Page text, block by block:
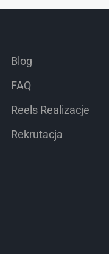
Blog
FAQ
Reels Realizacje
Rekrutacja